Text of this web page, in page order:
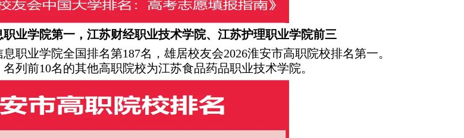
业学院第一，江苏财经职业技术学院、江苏护理职业学院前三
职业学院全国排名第187名，雄居校友会2026淮安市高职院校排名第一。
列前10名的其他高职院校为江苏食品药品职业技术学院。